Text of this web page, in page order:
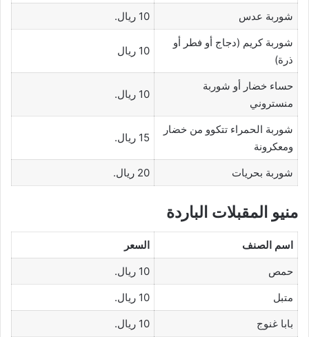
شوربة عدس
10 ريال.
شوربة كريم (دجاج أو فطر أو
ذرة)
10 ريال
حساء خضار أو شوربة
منستروني
10 ريال.
شوربة الحمراء تتكوو من خضار
ومعكرونة
15 ريال.
شوربة بحريات 20 ريال.
منيو المقبلات الباردة
اسم الصنف
السعر
حمص
10 ريال.
متبل
10 ريال.
بابا غنوج
10 ريال.